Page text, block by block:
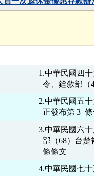
1.中華民國四
2.中華民國五
3.中華民國六
部（68）台
4.中華民國七